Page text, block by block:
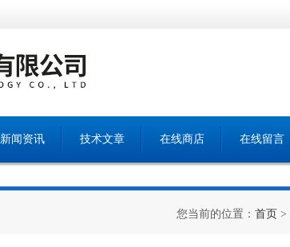
新闻资讯 技术文章 在线商店 在线留言
您当前的位置： 首页 >